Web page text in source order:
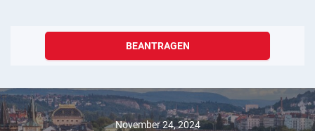
BEANTRAGEN
November 24, 2024